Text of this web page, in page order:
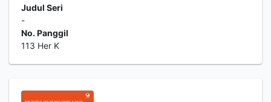
Judul Seri
-
No. Panggil
113 Her K